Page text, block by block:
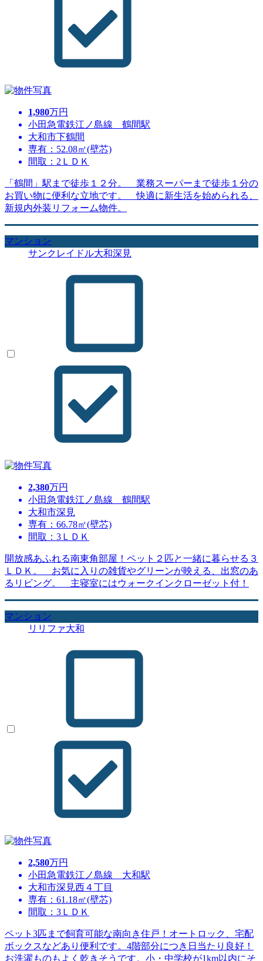
1,980万円
小田急電鉄江ノ島線 鶴間駅
大和市下鶴間
専有：52.08㎡(壁芯)
間取：2ＬＤＫ
「鶴間」駅まで徒歩１２分。 業務スーパーまで徒歩１分の
お買い物に便利な立地です。 快適に新生活を始められる、
新規内外装リフォーム物件。
マンション
サンクレイドル大和深見
2,380万円
小田急電鉄江ノ島線 鶴間駅
大和市深見
専有：66.78㎡(壁芯)
間取：3ＬＤＫ
開放感あふれる南東角部屋！ペット２匹と一緒に暮らせる３
ＬＤＫ。 お気に入りの雑貨やグリーンが映える、出窓のあ
るリビング。 主寝室にはウォークインクローゼット付！
マンション
リリファ大和
2,580万円
小田急電鉄江ノ島線 大和駅
大和市深見西４丁目
専有：61.18㎡(壁芯)
間取：3ＬＤＫ
ペット3匹まで飼育可能な南向き住戸！オートロック、宅配
ボックスなどあり便利です。4階部分につき日当たり良好！
お洗濯ものもよく乾きそうです。小・中学校が1km以内にそ